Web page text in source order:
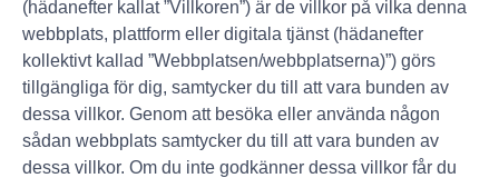
(hädanefter kallat ”Villkoren”) är de villkor på vilka denna
webbplats, plattform eller digitala tjänst (hädanefter
kollektivt kallad ”Webbplatsen/webbplatserna)”) görs
tillgängliga för dig, samtycker du till att vara bunden av
dessa villkor. Genom att besöka eller använda någon
sådan webbplats samtycker du till att vara bunden av
dessa villkor. Om du inte godkänner dessa villkor får du